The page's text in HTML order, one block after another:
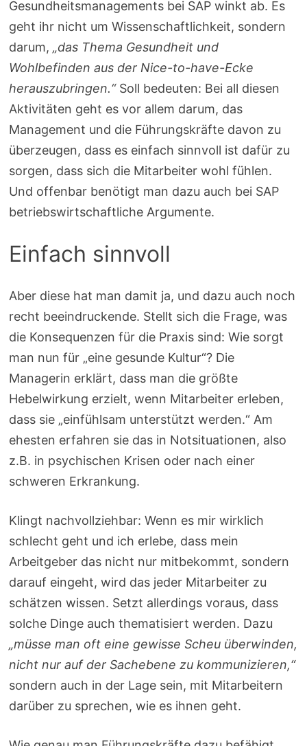
Gesundheitsmanagements bei SAP winkt ab. Es
geht ihr nicht um Wissenschaftlichkeit, sondern
darum,„das Thema Gesundheit und
Wohlbefinden aus der Nice-to-have-Ecke
herauszubringen.“Soll bedeuten: Bei all diesen
Aktivitäten geht es vor allem darum, das
Management und die Führungskräfte davon zu
überzeugen, dass es einfach sinnvoll ist dafür zu
sorgen, dass sich die Mitarbeiter wohl fühlen.
Und offenbar benötigt man dazu auch bei SAP
betriebswirtschaftliche Argumente.
Einfach sinnvoll
Aber diese hat man damit ja, und dazu auch noch
recht beeindruckende. Stellt sich die Frage, was
die Konsequenzen für die Praxis sind: Wie sorgt
man nun für „eine gesunde Kultur“? Die
Managerin erklärt, dass man die größte
Hebelwirkung erzielt, wenn Mitarbeiter erleben,
dass sie „einfühlsam unterstützt werden.“ Am
ehesten erfahren sie das in Notsituationen, also
z.B. in psychischen Krisen oder nach einer
schweren Erkrankung.
Klingt nachvollziehbar: Wenn es mir wirklich
schlecht geht und ich erlebe, dass mein
Arbeitgeber das nicht nur mitbekommt, sondern
darauf eingeht, wird das jeder Mitarbeiter zu
schätzen wissen. Setzt allerdings voraus, dass
solche Dinge auch thematisiert werden. Dazu
„müsse man oft eine gewisse Scheu überwinden,
nicht nur auf der Sachebene zu kommunizieren,“
sondern auch in der Lage sein, mit Mitarbeitern
darüber zu sprechen, wie es ihnen geht.